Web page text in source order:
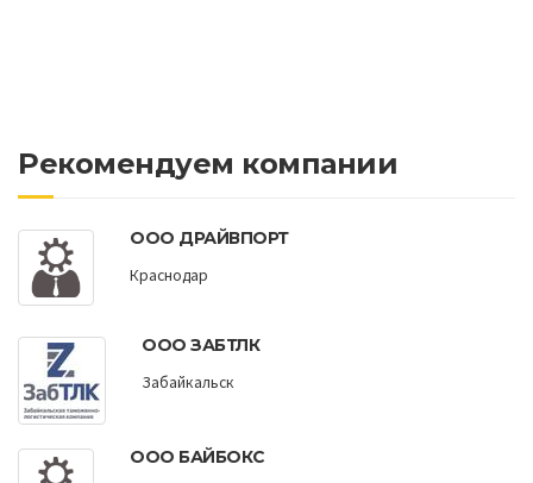
Рекомендуем компании
ООО ДРАЙВПОРТ
Краснодар
ООО ЗАБТЛК
Забайкальск
ООО БАЙБОКС